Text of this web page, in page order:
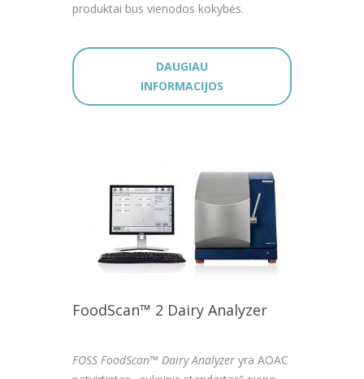
produktai bus vienodos kokybės.
DAUGIAU
INFORMACIJOS
FoodScan™ 2 Dairy Analyzer
FOSS FoodScan™ Dairy Analyzer yra AOAC